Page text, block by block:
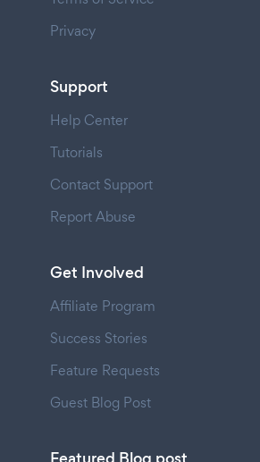
Privacy
Support
Help Center
Tutorials
Contact Support
Report Abuse
Get Involved
Affiliate Program
Success Stories
Feature Requests
Guest Blog Post